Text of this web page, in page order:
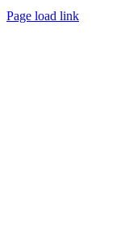
Page load link